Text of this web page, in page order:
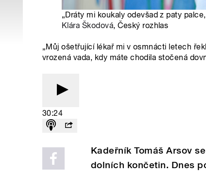
„Dráty mi koukaly odevšad z paty
Klára Škodová, Český rozhlas
„Můj ošetřující lékař mi v osmnácti letech
vrozená vada, kdy máte chodila stočená
30:24
Kadeřník Tomáš Arsov
dolních končetin. Dnes